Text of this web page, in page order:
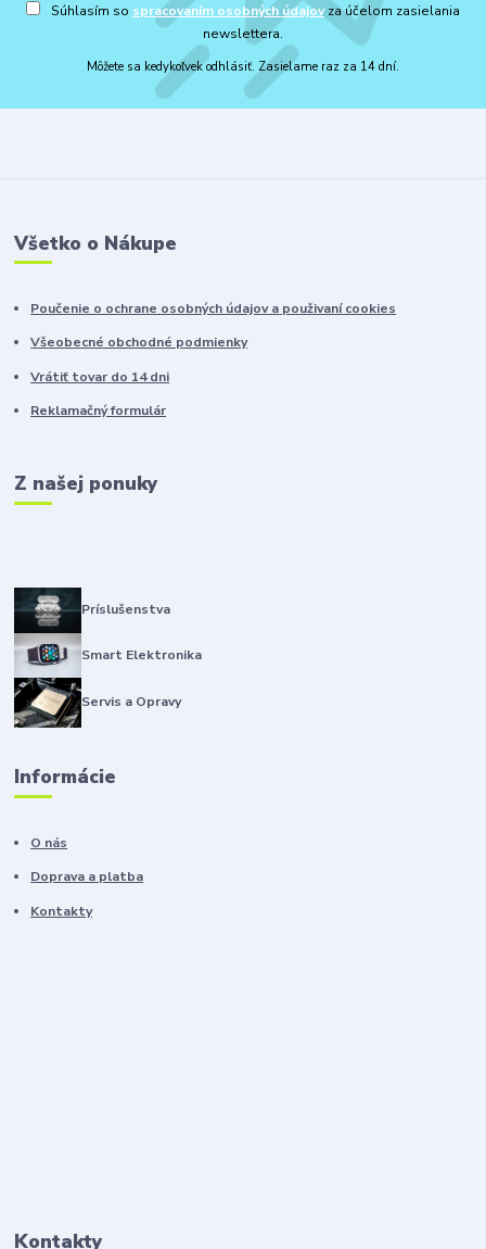
Súhlasím so spracovaním osobných údajovza účelom zasielania
newslettera.
Môžete sa kedykoľvek odhlásiť. Zasielame raz za 14 dní.
Všetko o Nákupe
Poučenie o ochrane osobných údajov a použivaní cookies
Všeobecné obchodné podmienky
Vrátiť tovar do 14 dni
Reklamačný formulár
Z našej ponuky
Príslušenstva
Smart Elektronika
Servis a Opravy
Informácie
O nás
Doprava a platba
Kontakty
Kontakty